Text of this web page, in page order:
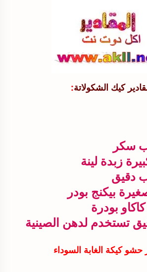
كيك الشكولاتة:
تستخدم لدهن الصينية
حشو كيكة الغابة السوداء